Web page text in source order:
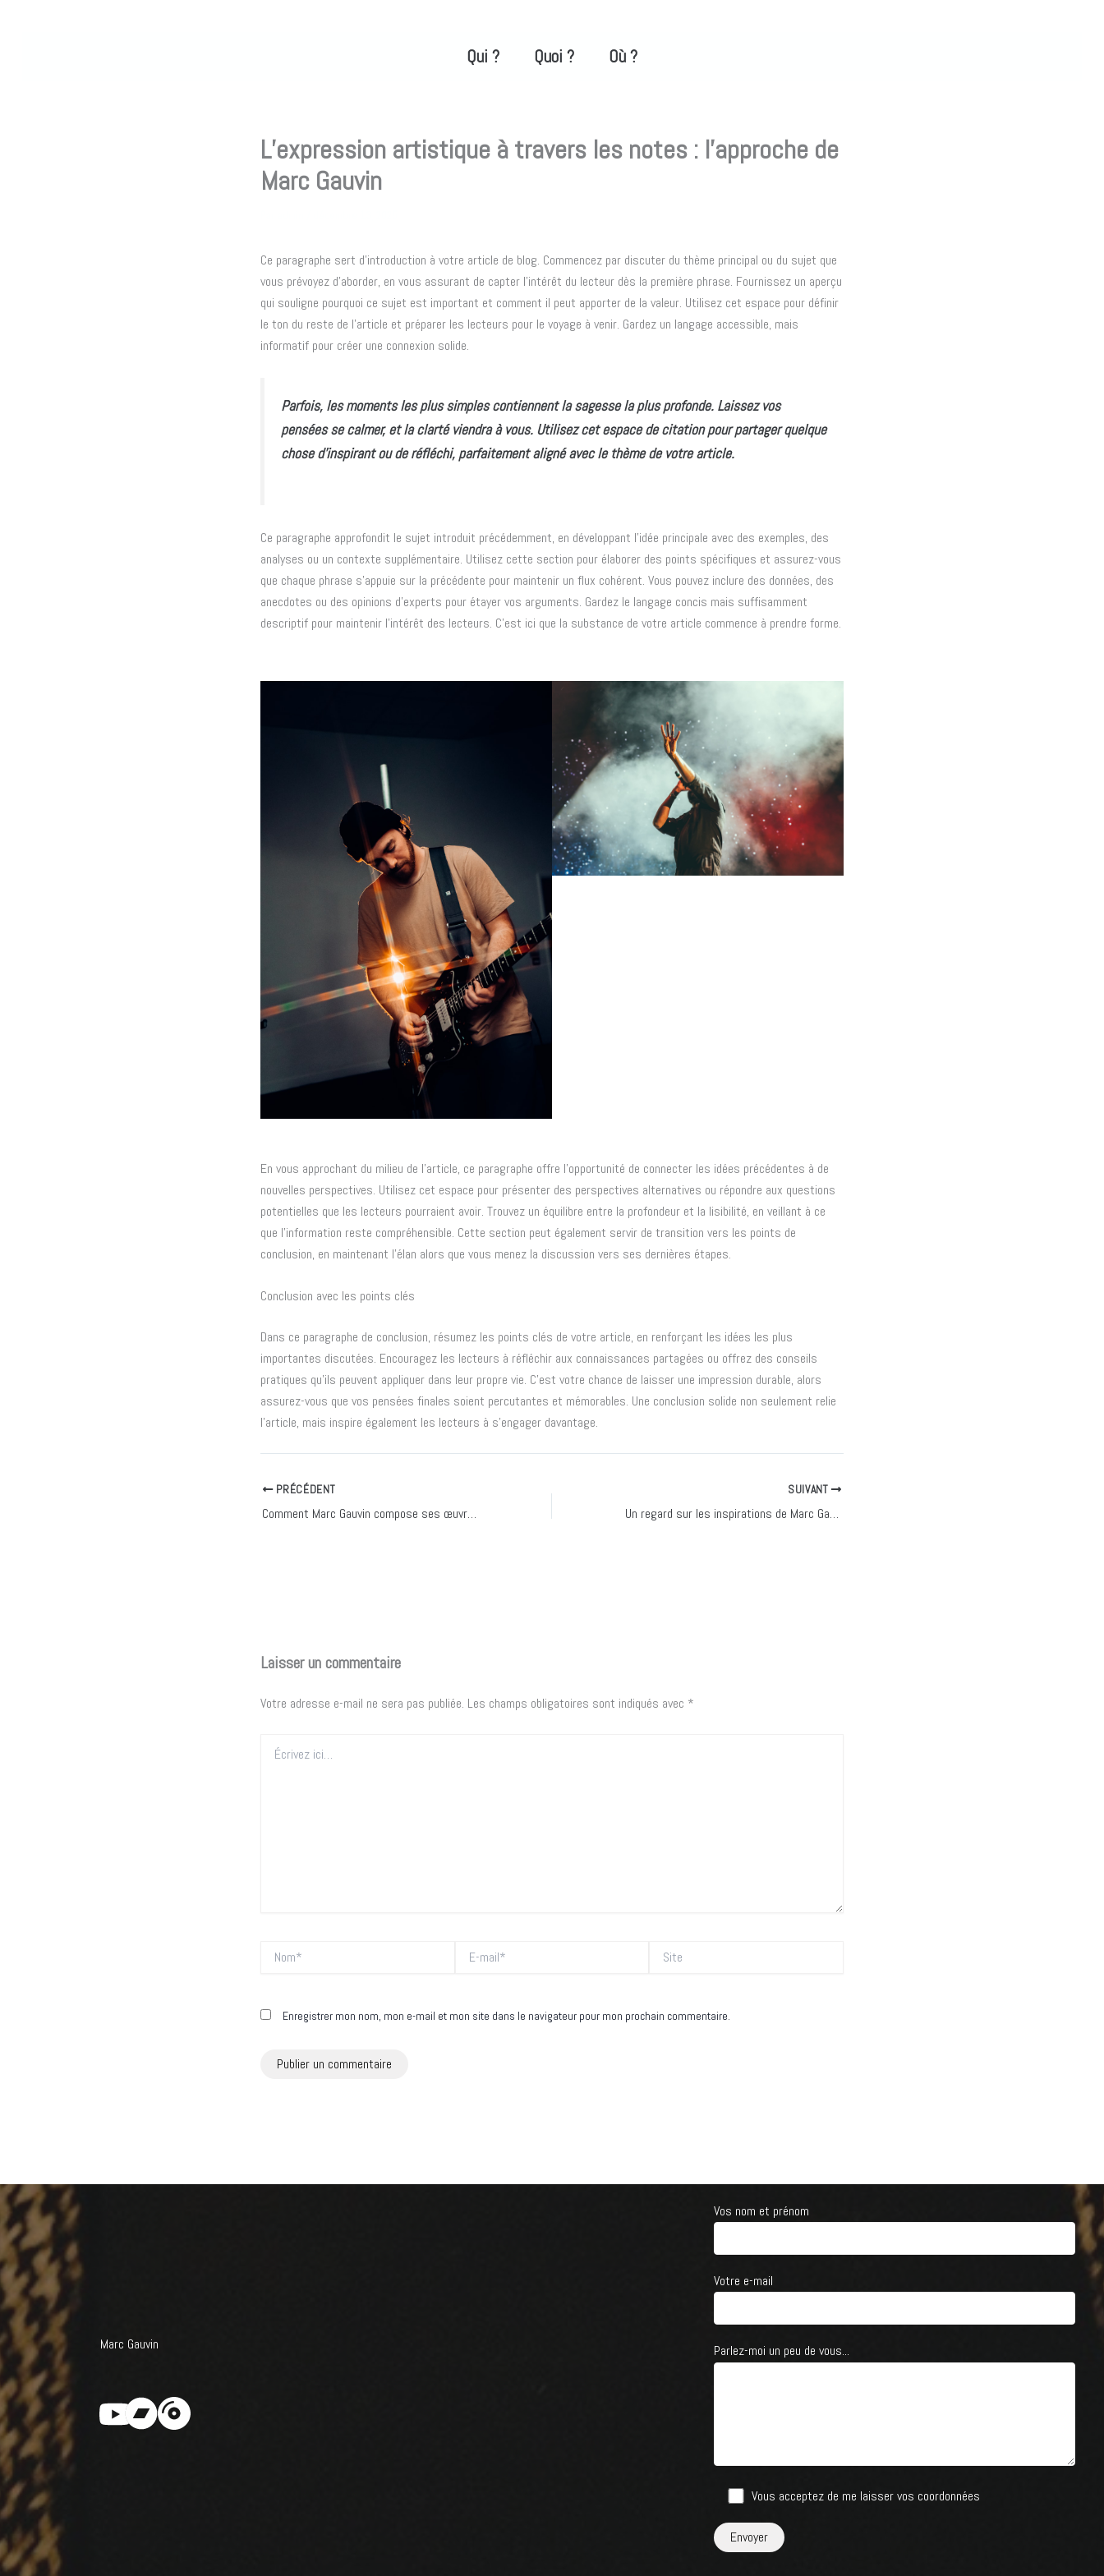
Qui ? Quoi ? Où ?
L’expression artistique à travers les notes : l’approche de
Marc Gauvin
Ce paragraphe sert d’introduction à votre article de blog. Commencez par discuter du thème principal ou du sujet que
vous prévoyez d’aborder, en vous assurant de capter l’intérêt du lecteur dès la première phrase. Fournissez un aperçu
qui souligne pourquoi ce sujet est important et comment il peut apporter de la valeur. Utilisez cet espace pour définir
le ton du reste de l’article et préparer les lecteurs pour le voyage à venir. Gardez un langage accessible, mais
informatif pour créer une connexion solide.
Parfois, les moments les plus simples contiennent la sagesse la plus profonde. Laissez vos
pensées se calmer, et la clarté viendra à vous. Utilisez cet espace de citation pour partager quelque
chose d’inspirant ou de réfléchi, parfaitement aligné avec le thème de votre article.
Ce paragraphe approfondit le sujet introduit précédemment, en développant l’idée principale avec des exemples, des
analyses ou un contexte supplémentaire. Utilisez cette section pour élaborer des points spécifiques et assurez-vous
que chaque phrase s’appuie sur la précédente pour maintenir un flux cohérent. Vous pouvez inclure des données, des
anecdotes ou des opinions d’experts pour étayer vos arguments. Gardez le langage concis mais suffisamment
descriptif pour maintenir l’intérêt des lecteurs. C’est ici que la substance de votre article commence à prendre forme.
En vous approchant du milieu de l’article, ce paragraphe offre l’opportunité de connecter les idées précédentes à de
nouvelles perspectives. Utilisez cet espace pour présenter des perspectives alternatives ou répondre aux questions
potentielles que les lecteurs pourraient avoir. Trouvez un équilibre entre la profondeur et la lisibilité, en veillant à ce
que l’information reste compréhensible. Cette section peut également servir de transition vers les points de
conclusion, en maintenant l’élan alors que vous menez la discussion vers ses dernières étapes.
Conclusion avec les points clés
Dans ce paragraphe de conclusion, résumez les points clés de votre article, en renforçant les idées les plus
importantes discutées. Encouragez les lecteurs à réfléchir aux connaissances partagées ou offrez des conseils
pratiques qu’ils peuvent appliquer dans leur propre vie. C’est votre chance de laisser une impression durable, alors
assurez-vous que vos pensées finales soient percutantes et mémorables. Une conclusion solide non seulement relie
l’article, mais inspire également les lecteurs à s’engager davantage.
PRÉCÉDENT
Comment Marc Gauvin compose ses œuvres uniques
SUIVANT
Un regard sur les inspirations de Marc Gauvin
Laisser un commentaire
Votre adresse e-mail ne sera pas publiée. Les champs obligatoires sont indiqués avec *
ici…
mail*
Enregistrer mon nom, mon e-mail et mon site dans le navigateur pour mon prochain commentaire.
Marc Gauvin
Vos nom et prénom
Votre e-mail
Parlez-moi un peu de vous...
Vous acceptez de me laisser vos coordonnées